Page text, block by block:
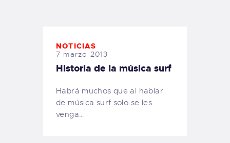
NOTICIAS
7 marzo 2013
Historia de la música surf
Habrá muchos que al hablar
de música surf solo se les
venga…